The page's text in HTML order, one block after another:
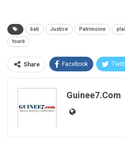
bati Justice Patrimoine
touré
Share Facebook
Guinee7.com